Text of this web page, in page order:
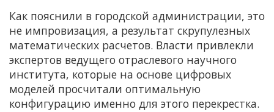
Как пояснили в городской администрации, это
не импровизация, а результат скрупулезных
математических расчетов. Власти привлекли
экспертов ведущего отраслевого научного
института, которые на основе цифровых
моделей просчитали оптимальную
конфигурацию именно для этого перекрестка.